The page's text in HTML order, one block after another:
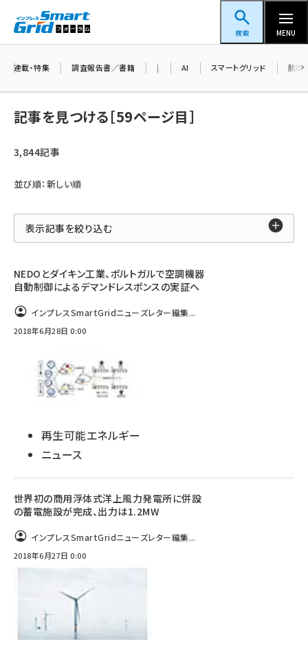
ン
スマートグリッドフォーラム
検索 MENU
蓄電池 (409)
新井 (365)
新井宏征 (301)
大串 (226)
aitras (192)
タンデム (154)
連載・特集 調査報告書／書籍 | AI スマートグリッド 脱炭
記事を見つける［59ページ目］
3,844記事
並び順：新しい順
表示記事を絞り込む
NEDOとダイキン工業、ポルトガルで空調機器
自動制御によるデマンドレスポンスの実証へ
インプレスSmartGridニューズレター編集...
2018年6月28日 0:00
再生可能エネルギー
ニュース
世界初の商用浮体式洋上風力発電所に併設
の蓄電施設が完成、出力は1.2MW
インプレスSmartGridニューズレター編集...
2018年6月27日 0:00